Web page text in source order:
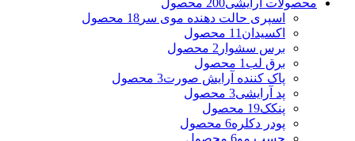
اسپری حالت دهنده موی سر 18 محصول
اکسیدان 11 محصول
برس سشوار 2 محصول
برق لب 1 محصول
پاک کننده آرایش صورت3 محصول
پد آرایشی3 محصول
پنکک19 محصول
پودر دکلره6 محصول
چسب مو6 محصول